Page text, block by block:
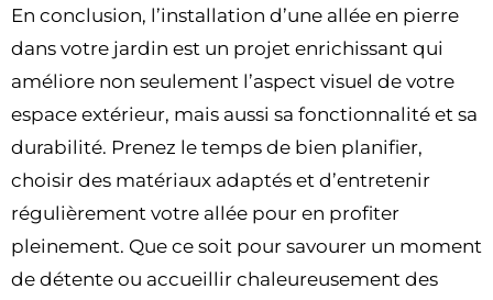
En conclusion, l’installation d’une allée en pierre
dans votre jardin est un projet enrichissant qui
améliore non seulement l’aspect visuel de votre
espace extérieur, mais aussi sa fonctionnalité et sa
durabilité. Prenez le temps de bien planifier,
choisir des matériaux adaptés et d’entretenir
régulièrement votre allée pour en profiter
pleinement. Que ce soit pour savourer un moment
de détente ou accueillir chaleureusement des